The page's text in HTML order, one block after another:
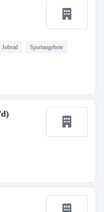
Jobrad Sportangebote